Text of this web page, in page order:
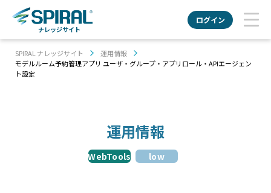
ナレッジサイト
ログイン
SPIRAL ナレッジサイト
運用情報
モデルルーム予約管理アプリ ユーザ・グループ・アプリロール・APIエージェン
ト設定
運用情報
WebTools low